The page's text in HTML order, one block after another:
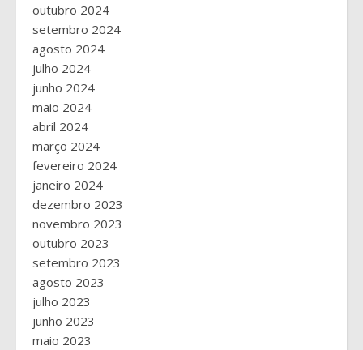
outubro 2024
setembro 2024
agosto 2024
julho 2024
junho 2024
maio 2024
abril 2024
março 2024
fevereiro 2024
janeiro 2024
dezembro 2023
novembro 2023
outubro 2023
setembro 2023
agosto 2023
julho 2023
junho 2023
maio 2023